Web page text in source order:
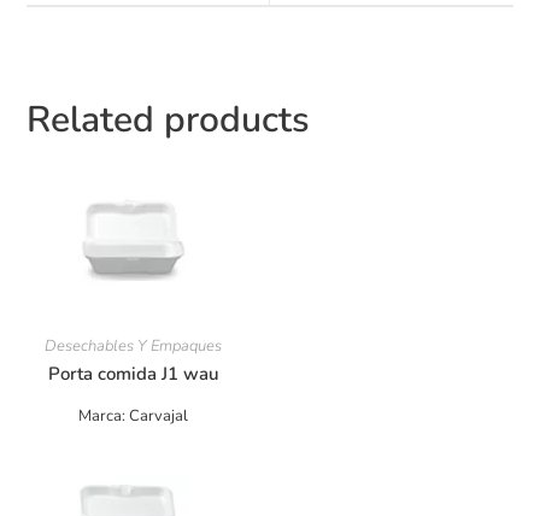
Related products
Marca: Carvajal
Desechables Y Empaques
Porta comida J1 wau